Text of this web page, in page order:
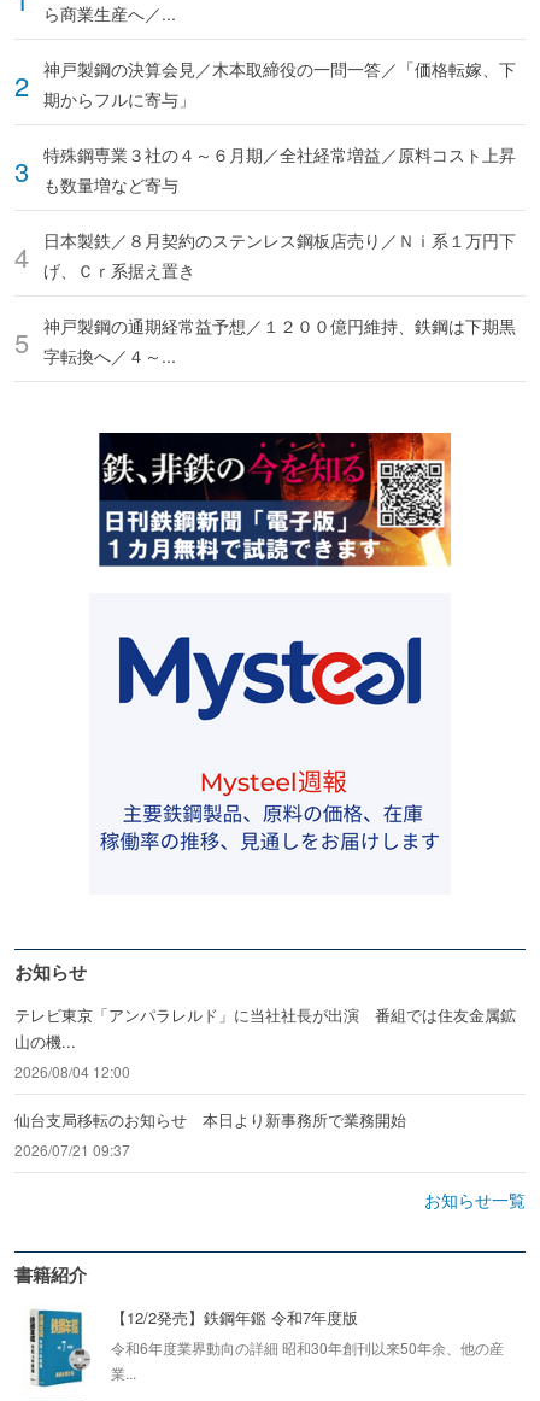
ら商業生産へ／...
神戸製鋼の決算会見／木本取締役の一問一答／「価格転嫁、下
期からフルに寄与」
特殊鋼専業３社の４～６月期／全社経常増益／原料コスト上昇
も数量増など寄与
日本製鉄／８月契約のステンレス鋼板店売り／Ｎｉ系１万円下
げ、Ｃｒ系据え置き
神戸製鋼の通期経常益予想／１２００億円維持、鉄鋼は下期黒
字転換へ／４～...
お知らせ
テレビ東京「アンパラレルド」に当社社長が出演 番組では住友金属鉱
山の機...
2026/08/04 12:00
仙台支局移転のお知らせ 本日より新事務所で業務開始
2026/07/21 09:37
お知らせ一覧
書籍紹介
【12/2発売】鉄鋼年鑑 令和7年度版
令和6年度業界動向の詳細 昭和30年創刊以来50年余、他の産
業...